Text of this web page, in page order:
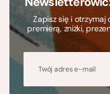
Zapisz się i
premierą, zniżki,